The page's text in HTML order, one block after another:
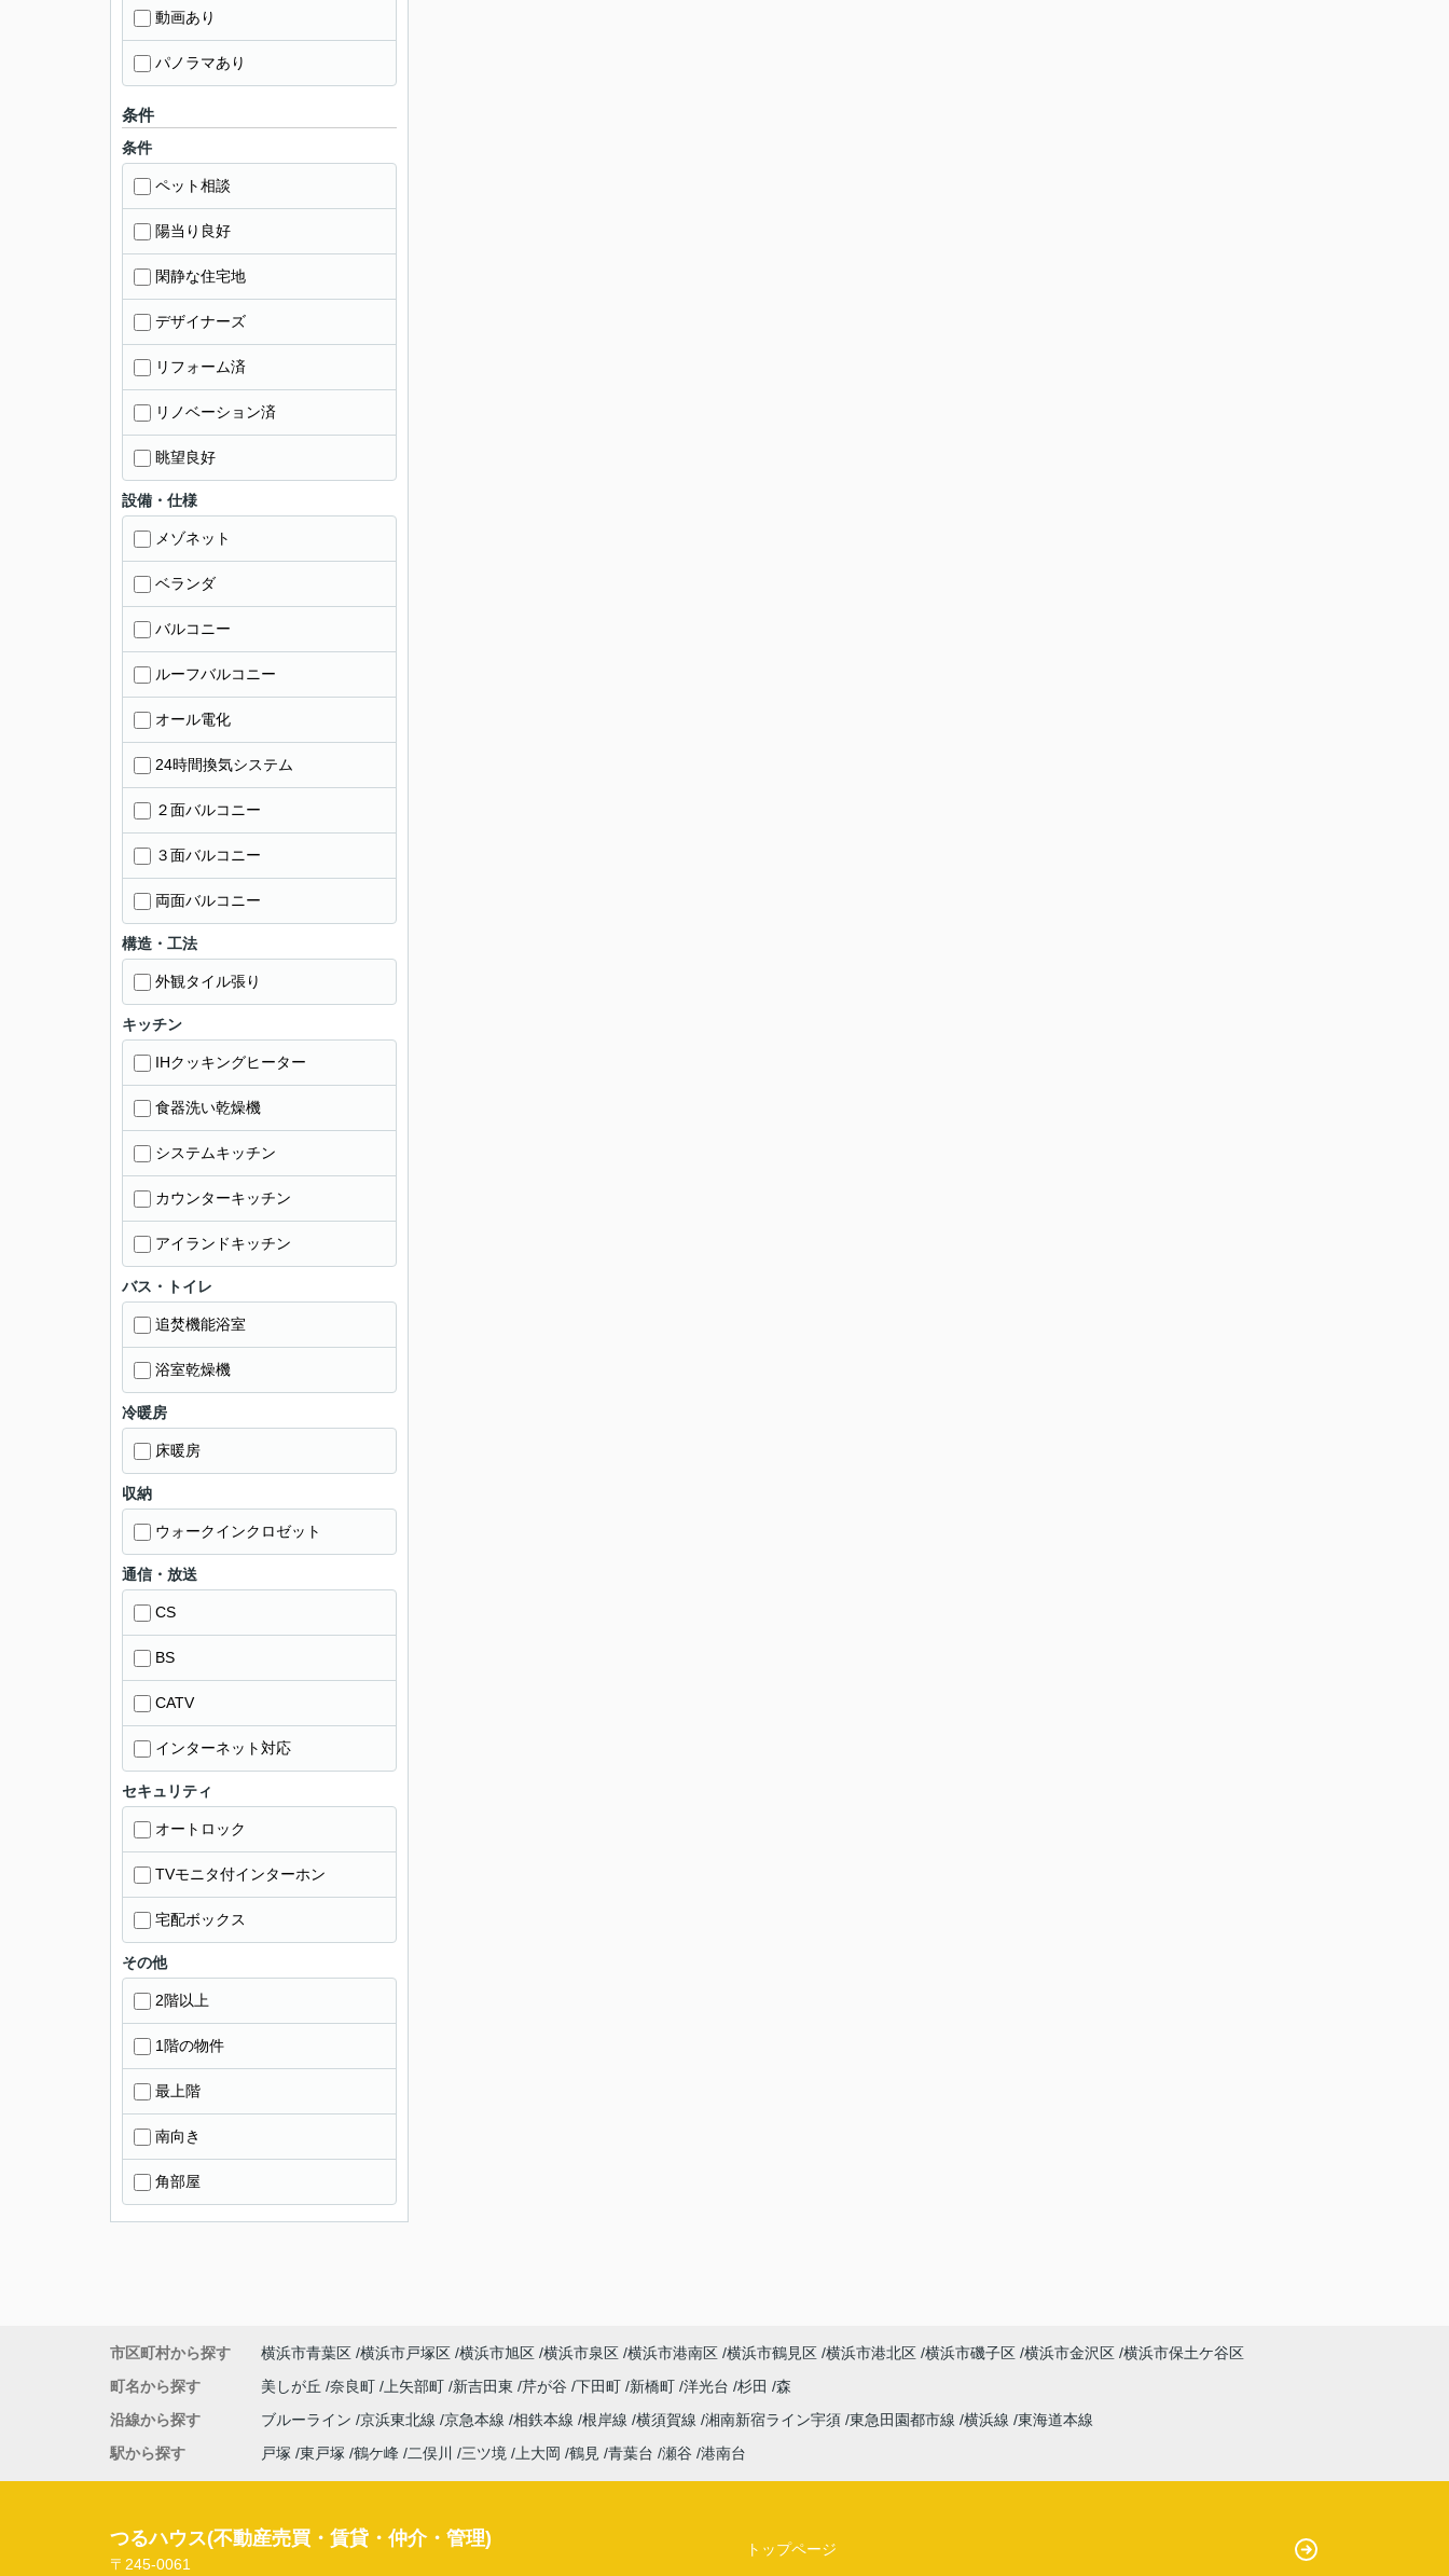
動画あり
パノラマあり
条件
条件
ペット相談
陽当り良好
閑静な住宅地
デザイナーズ
リフォーム済
リノベーション済
眺望良好
設備・仕様
メゾネット
ベランダ
バルコニー
ルーフバルコニー
オール電化
24時間換気システム
２面バルコニー
３面バルコニー
両面バルコニー
構造・工法
外観タイル張り
キッチン
IHクッキングヒーター
食器洗い乾燥機
システムキッチン
カウンターキッチン
アイランドキッチン
バス・トイレ
追焚機能浴室
浴室乾燥機
冷暖房
床暖房
収納
ウォークインクロゼット
通信・放送
CS
BS
CATV
インターネット対応
セキュリティ
オートロック
TVモニタ付インターホン
宅配ボックス
その他
2階以上
1階の物件
最上階
南向き
角部屋
市区町村から探す 横浜市青葉区 横浜市戸塚区 横浜市旭区 横浜市泉区 横浜市港南区 横浜市鶴見区 横浜市港北区 横浜市磯子区 横浜市金沢区 横浜市保土ケ谷区
町名から探す
美しが丘 奈良町 上矢部町 新吉田東 芹が谷 下田町 新橋町 洋光台 杉田
森
沿線から探す
ブルーライン 京浜東北線 京急本線 相鉄本線 根岸線 横須賀線 湘南新宿ライン宇須 東急田園都市線 横浜線 東海道本線
駅から探す
戸塚 東戸塚 鶴ケ峰 二俣川 三ツ境 上大岡 鶴見 青葉台 瀬谷 港南台
つるハウス(不動産売買・賃貸・仲介・管理)
〒245-0061
トップページ